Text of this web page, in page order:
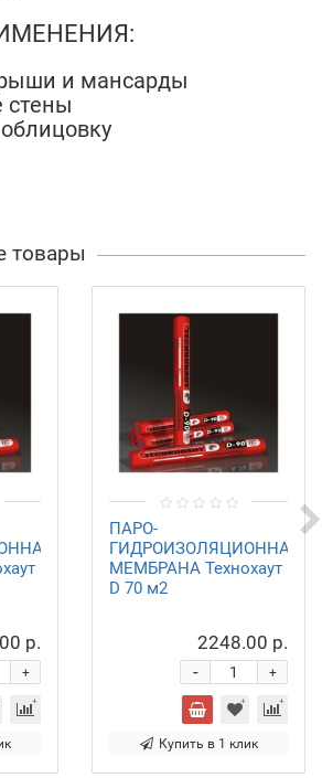
и мансарды
стены
товары
р.
+
ПАРО-
ГИДРОИЗОЛЯЦИОННАЯ
МЕМБРАНА Технохаут
D 70 м2
2248.00 р.
+
-
Купить в 1 клик